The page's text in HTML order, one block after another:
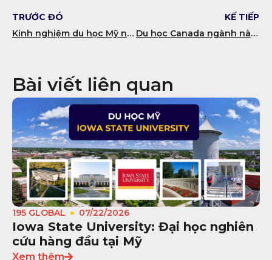
TRƯỚC ĐÓ
Kinh nghiệm du học Mỹ ngành Kinh tế
KẾ TIẾP
Du học Canada ngành nào dễ định cư?
Bài viết liên quan
195 GLOBAL 07/22/2026
Iowa State University: Đại học nghiên
cứu hàng đầu tại Mỹ
Xem thêm